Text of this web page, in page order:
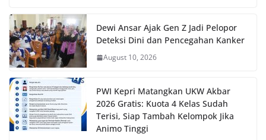
Dewi Ansar Ajak Gen Z Jadi Pelopor
Deteksi Dini dan Pencegahan Kanker
August 10, 2026
PWI Kepri Matangkan UKW Akbar
2026 Gratis: Kuota 4 Kelas Sudah
Terisi, Siap Tambah Kelompok Jika
Animo Tinggi